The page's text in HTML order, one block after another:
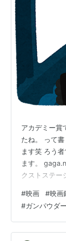
アカデミー賞
たね。 って
ます笑 ろう
ます。
クストステ
イストですが
手に、さらに
エンドさんの
葉さんが吹替
#映画 #映画
#ガンパウダ